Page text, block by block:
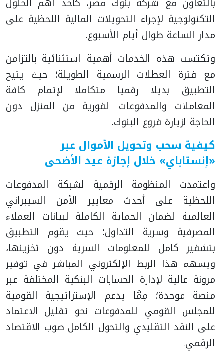
التكنولوجية لإجراء التحويلات المالية اللحظية على
مدار الساعة طوال أيام الأسبوع.
وتكتسب هذه الخدمات أهمية استثنائية بالتزامن
مع فترة العطلات الرسمية الطويلة؛ حيث يتيح
التطبيق بديلا رقميا متكاملا لإتمام كافة
المعاملات والمدفوعات الفورية من المنزل دون
الحاجة لزيارة فروع البنوك.
كيفية سحب وتحويل الأموال عبر
«إنستاباي» خلال إجازة عيد الأضحى
واعتمدت المنظومة الرقمية لشبكة المدفوعات
اللحظية على أحدث معايير الأمن السيبراني
العالمية لضمان الحماية الكاملة لبيانات العملاء
المصرفية وسرية التداول؛ حيث يقوم التطبيق
بتشفير كامل للمعلومات السرية دون تخزينها،
ويسهم هذا الربط الإلكتروني المباشر في توفير
مرونة عالية لإدارة الحسابات البنكية المختلفة عبر
منصة موحدة؛ مِمَّا يدعم الإستراتيجية القومية
للمجلس القومي للمدفوعات نحو تقليل الاعتماد
على النقد التقليدي والتحول الكامل صوب الاقتصاد
الرقمي.